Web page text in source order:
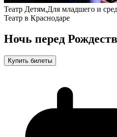
Театр Детям,Для младшего и
Театр в Краснодаре
Ночь перед
Купить билеты